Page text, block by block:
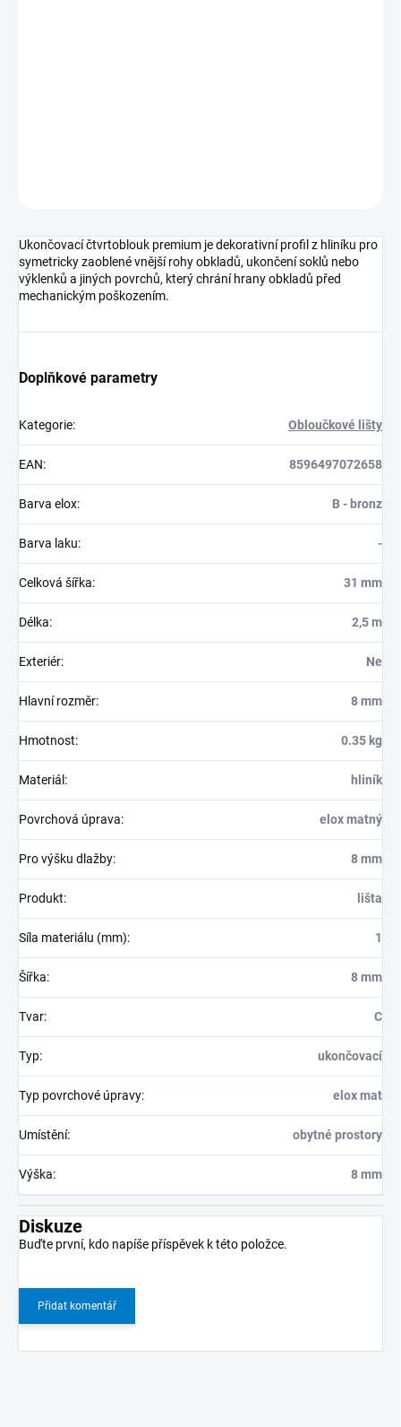
Ukončovací čtvrtoblouk premium je dekorativní profil z hliníku pro
symetricky zaoblené vnější rohy obkladů, ukončení soklů nebo
výklenků a jiných povrchů, který chrání hrany obkladů před
mechanickým poškozením.
Doplňkové parametry
Kategorie: Obloučkové lišty
EAN: 8596497072658
Barva elox: B - bronz
Barva laku: -
Celková šířka: 31 mm
Délka: 2,5 m
Exteriér: Ne
Hlavní rozměr: 8 mm
Hmotnost: 0.35 kg
Materiál : hliník
Povrchová úprava: elox matný
Pro výšku dlažby: 8 mm
Produkt: lišta
Síla materiálu (mm): 1
Šířka: 8 mm
Tvar: C
Typ: ukončovací
Typ povrchové úpravy: elox mat
Umístění: obytné prostory
Výška: 8 mm
Diskuze
Buďte první, kdo napíše příspěvek k této položce.
Přidat komentář